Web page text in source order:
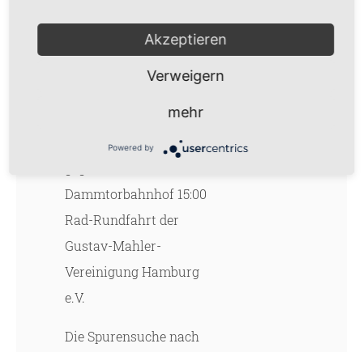
Spuren
Treffpunkt:Moorweide
Dammtorbahnhof 15:00
Rad-Rundfahrt der
Gustav-Mahler-
Vereinigung Hamburg
e.V.
Die Spurensuche nach
Akzeptieren
Verweigern
mehr
Powered by